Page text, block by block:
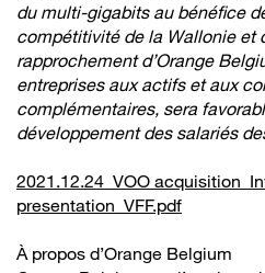
du multi-gigabits au bénéfice
compétitivité de la Wallonie et
rapprochement d’Orange
entreprises aux actifs et aux
complémentaires, sera
développement des salariés
2021.12.24_VOO
presentation_VFF.pdf
À propos d’Orange Belgium